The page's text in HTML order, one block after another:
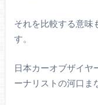
それを比較する意味
す。
日本カーオブザイヤ
ーナリストの河口ま